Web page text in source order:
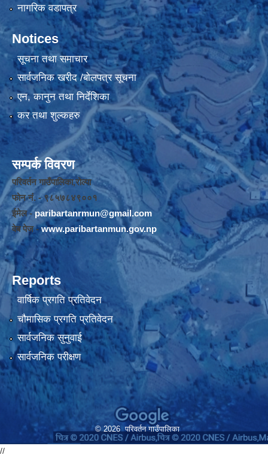
नागरिक वडापत्र
Notices
सूचना तथा समाचार
सार्वजनिक खरीद /बोलपत्र सूचना
एन, कानुन तथा निर्देशिका
कर तथा शुल्कहरु
सम्पर्क विवरण
परिवर्तन गाउँपालिका,रोल्पा
फोन नंं. - ९८५७८४९००१
ईमेल -paribartanrmun@gmail.com
वेब पेज -www.paribartanmun.gov.np
Reports
वार्षिक प्रगति प्रतिवेदन
चौमासिक प्रगति प्रतिवेदन
सार्वजनिक सुनुवाई
सार्वजनिक परीक्षण
© 2026 परिवर्तन गाउँपालिका
//